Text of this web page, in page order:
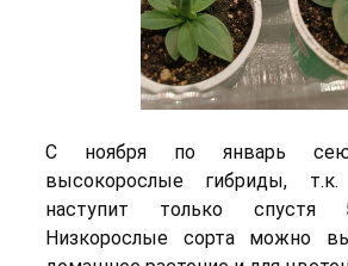
С ноября по январь
высокорослые гибриды,
наступит только спустя
Низкорослые сорта можно